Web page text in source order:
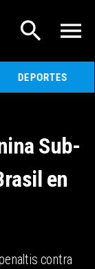
DEPORTES
Sub-
en
contra